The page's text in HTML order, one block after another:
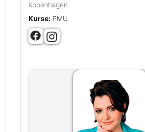
Kopenhagen
Kurse: PMU